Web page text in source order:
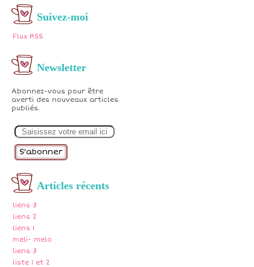
Suivez-moi
Flux RSS
Newsletter
Abonnez-vous pour être
averti des nouveaux articles
publiés.
m
Articles récents
liens 3
liens 2
liens 1
meli- melo
liens 3
liste 1 et 2